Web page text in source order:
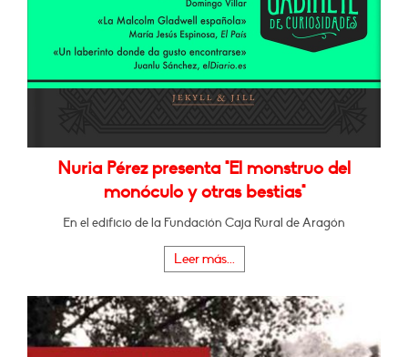
Nuria Pérez presenta "El monstruo del
monóculo y otras bestias"
En el edificio de la Fundación Caja Rural de Aragón
Leer más...